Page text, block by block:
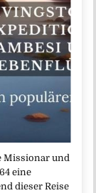
Missionar und
eine
dieser Reise